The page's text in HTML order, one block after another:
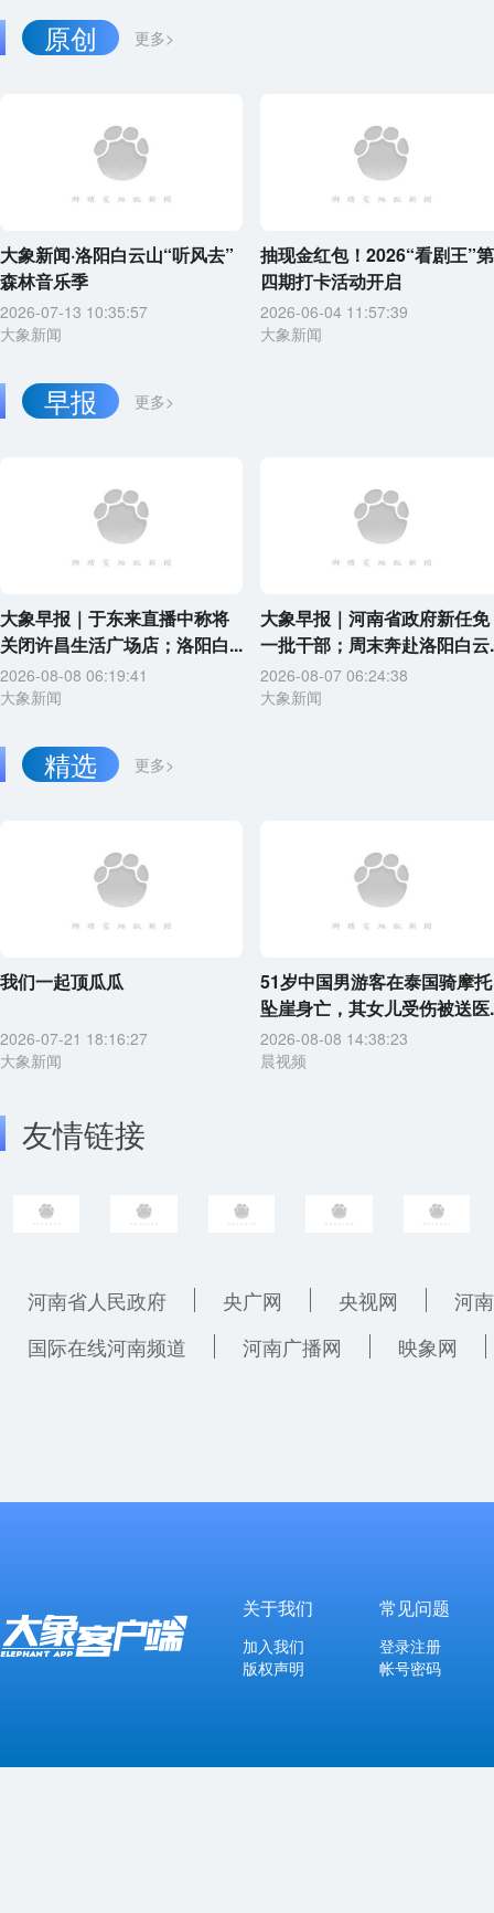
更多>
原创
大象新闻·洛阳白云山“听风去”
森林音乐季
2026-07-13 10:35:57
大象新闻
抽现金红包！2026“看剧王”第
四期打卡活动开启
2026-06-04 11:57:39
大象新闻
更多>
早报
大象早报｜于东来直播中称将
关闭许昌生活广场店；洛阳白...
2026-08-08 06:19:41
大象新闻
大象早报｜河南省政府新任免
一批干部；周末奔赴洛阳白云
2026-08-07 06:24:38
大象新闻
更多>
精选
我们一起顶瓜瓜
2026-07-21 18:16:27
大象新闻
51岁中国男游客在泰国骑摩托
坠崖身亡，其女儿受伤被送医
2026-08-08 14:38:23
晨视频
友情链接
河南省人民政府 央广网 央视网
河
国际在线河南频道
河南广播网 映象网
关于我们
加入我们
版权声明
常见问题
登录注册
帐号密码